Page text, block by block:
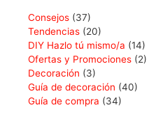
Consejos (37)
Tendencias (20)
DIY Hazlo tú mismo/a (14)
Ofertas y Promociones (2)
Decoración (3)
Guía de decoración (40)
Guía de compra (34)